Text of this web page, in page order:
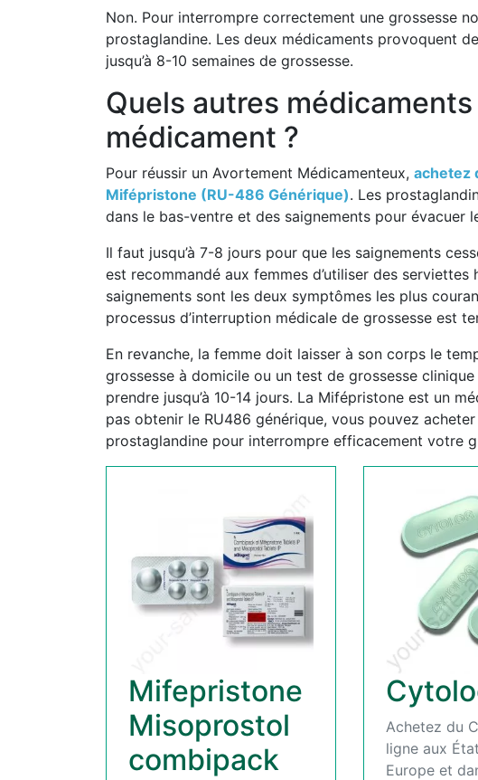
Non. Pour interrompre correctement une grossesse
prostaglandine. Les deux médicaments provoquent
jusqu’à 8-10 semaines de grossesse.
Quels autres
médicament ?
Pour réussir un Avortement Médicamenteux, achetez
Mifépristone (RU-486 Générique). Les
dans le bas-ventre et des saignements pour évacuer
Il faut jusqu’à 7-8 jours pour que les saignements
est recommandé aux femmes d’utiliser des
saignements sont les deux symptômes les plus
processus d’interruption médicale de grossesse est
En revanche, la femme doit laisser à son corps le
grossesse à domicile ou un test de grossesse
prendre jusqu’à 10-14 jours. La Mifépristone est un
pas obtenir le RU486 générique, vous pouvez
prostaglandine pour interrompre efficacement votre
Mifepristone
Misoprostol
combipack
Achetez du
ligne aux
Europe et